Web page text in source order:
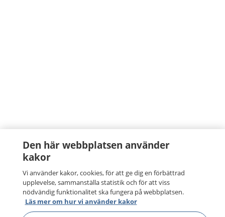
Den här webbplatsen använder
kakor
Vi använder kakor, cookies, för att ge dig en förbättrad
upplevelse, sammanställa statistik och för att viss
nödvändig funktionalitet ska fungera på webbplatsen.
Läs mer om hur vi använder kakor